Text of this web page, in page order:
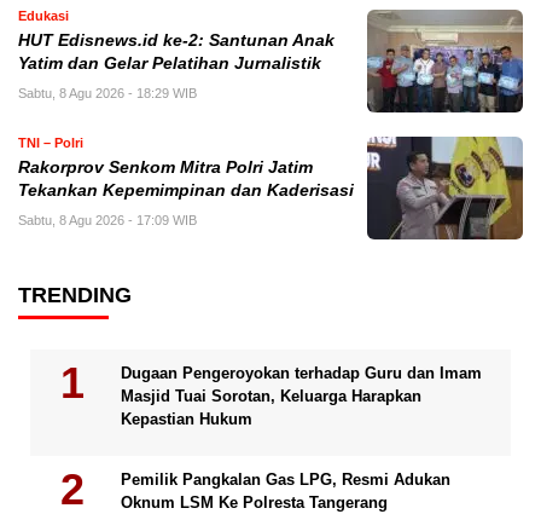
Edukasi
HUT Edisnews.id ke-2: Santunan Anak
Yatim dan Gelar Pelatihan Jurnalistik
Sabtu, 8 Agu 2026 - 18:29 WIB
TNI – Polri
Rakorprov Senkom Mitra Polri Jatim
Tekankan Kepemimpinan dan Kaderisasi
Sabtu, 8 Agu 2026 - 17:09 WIB
TRENDING
Dugaan Pengeroyokan terhadap Guru dan Imam
Masjid Tuai Sorotan, Keluarga Harapkan
Kepastian Hukum
Pemilik Pangkalan Gas LPG, Resmi Adukan
Oknum LSM Ke Polresta Tangerang